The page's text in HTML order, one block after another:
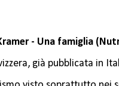
- Una famiglia
già pubblicata in